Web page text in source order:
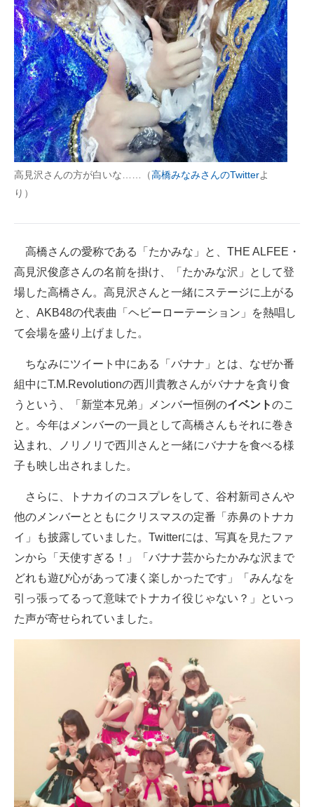
企業向けIT製品の総合サイト
IT製品の技術・比較・事例
製造業のIT導入・活用を支援
モノづくり技術者専門サイト
エレクトロニクス専門サイト
電子設計の基本と応用
ちょっと気になるネットの話題
高見沢さんの方が白いな……（高橋みなみさんのTwitterよ
り）
高橋さんの愛称である「たかみな」と、THE ALFEE・
高見沢俊彦さんの名前を掛け、「たかみな沢」として登
場した高橋さん。高見沢さんと一緒にステージに上がる
と、AKB48の代表曲「ヘビーローテーション」を熱唱し
て会場を盛り上げました。
ちなみにツイート中にある「バナナ」とは、なぜか番
組中にT.M.Revolutionの西川貴教さんがバナナを貪り食
うという、「新堂本兄弟」メンバー恒例のイベントのこ
と。今年はメンバーの一員として高橋さんもそれに巻き
込まれ、ノリノリで西川さんと一緒にバナナを食べる様
子も映し出されました。
さらに、トナカイのコスプレをして、谷村新司さんや
他のメンバーとともにクリスマスの定番「赤鼻のトナカ
イ」も披露していました。Twitterには、写真を見たファ
ンから「天使すぎる！」「バナナ芸からたかみな沢まで
どれも遊び心があって凄く楽しかったです」「みんなを
引っ張ってるって意味でトナカイ役じゃない？」といっ
た声が寄せられていました。